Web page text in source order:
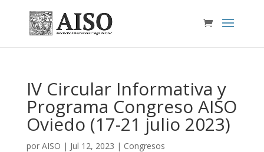
IV Circular Informativa y
Programa Congreso AISO
Oviedo (17-21 julio 2023)
por AISO | Jul 12, 2023 | Congresos